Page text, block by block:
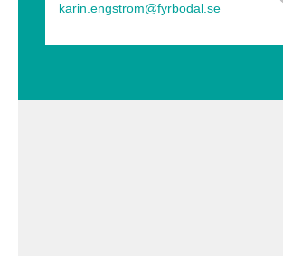
karin.engstrom@fyrbodal.se